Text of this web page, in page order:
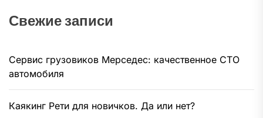
Свежие записи
Сервис грузовиков Мерседес: качественное СТО
автомобиля
Каякинг Рети для новичков. Да или нет?